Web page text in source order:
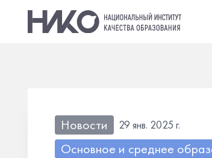
Новости 29 янв. 2025 г.
Основное и среднее